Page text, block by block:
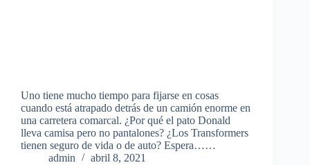
Uno tiene mucho tiempo para fijarse en cosas
cuando está atrapado detrás de un camión enorme en
una carretera comarcal. ¿Por qué el pato Donald
lleva camisa pero no pantalones? ¿Los Transformers
tienen seguro de vida o de auto? Espera……
admin
abril 8, 2021